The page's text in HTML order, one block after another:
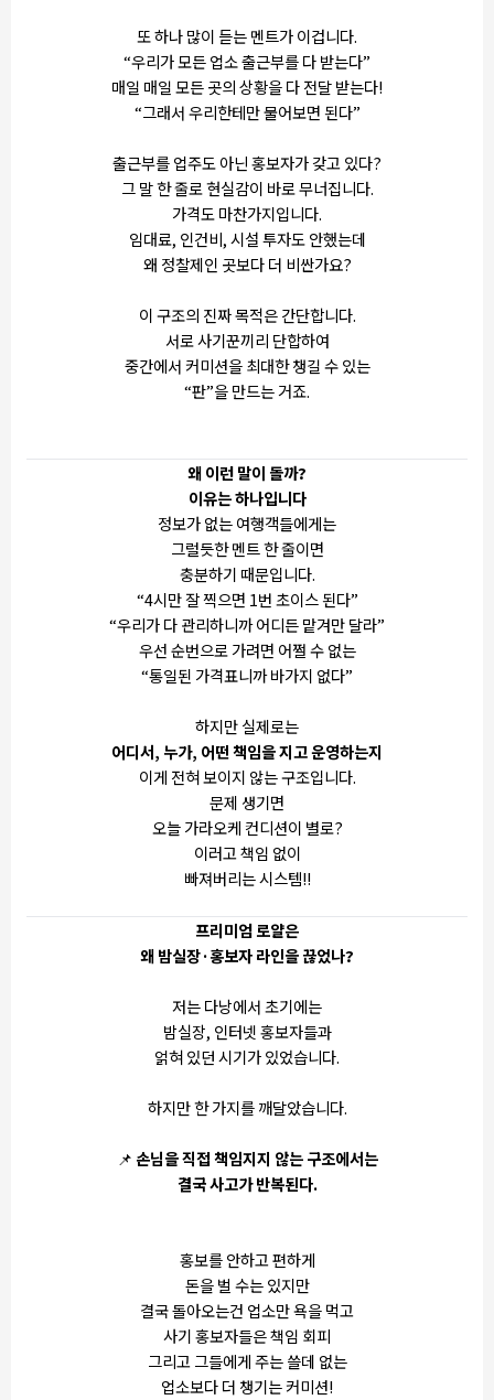
또 하나 많이 듣는 멘트가 이겁니다.
“우리가 모든 업소 출근부를 다 받는다”
매일 매일 모든 곳의 상황을 다 전달 받는다!
“그래서 우리한테만 물어보면 된다”
출근부를 업주도 아닌 홍보자가 갖고 있다?
그 말 한 줄로 현실감이 바로 무너집니다.
가격도 마찬가지입니다.
임대료, 인건비, 시설 투자도 안했는데
왜 정찰제인 곳보다 더 비싼가요?
이 구조의 진짜 목적은 간단합니다.
서로 사기꾼끼리 단합하여
중간에서 커미션을 최대한 챙길 수 있는
“판”을 만드는 거죠.
왜 이런 말이 돌까?
이유는 하나입니다
정보가 없는 여행객들에게는
그럴듯한 멘트 한 줄이면
충분하기 때문입니다.
“4시만 잘 찍으면 1번 초이스 된다”
“우리가 다 관리하니까 어디든 맡겨만 달라”
우선 순번으로 가려면 어쩔 수 없는
“통일된 가격표니까 바가지 없다”
하지만 실제로는
어디서, 누가, 어떤 책임을 지고 운영하는지
이게 전혀 보이지 않는 구조입니다.
문제 생기면
오늘 가라오케 컨디션이 별로?
이러고 책임 없이
빠져버리는 시스템!!
프리미엄 로얄은
왜 밤실장·홍보자 라인을 끊었나?
저는 다낭에서 초기에는
밤실장, 인터넷 홍보자들과
얽혀 있던 시기가 있었습니다.
하지만 한 가지를 깨달았습니다.
📌 손님을 직접 책임지지 않는 구조에서는
결국 사고가 반복된다.
홍보를 안하고 편하게
돈을 벌 수는 있지만
결국 돌아오는건 업소만 욕을 먹고
사기 홍보자들은 책임 회피
그리고 그들에게 주는 쓸데 없는
업소보다 더 챙기는 커미션!